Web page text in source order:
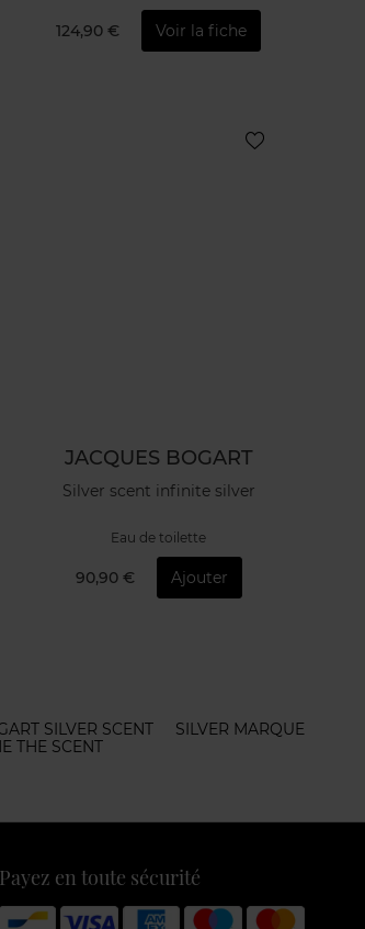
124,90 € Voir la fiche
JACQUES BOGART
Silver scent infinite silver
Eau de toilette
90,90 € Ajouter
SILVER SCENT
SILVER MARQUE
THE SCENT
Payez en toute sécurité